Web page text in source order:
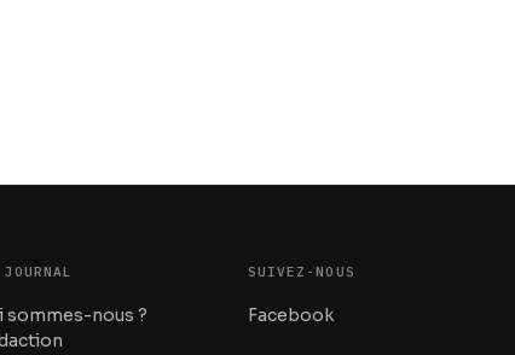
sommes-nous ?
SUIVEZ-NOUS
Facebook